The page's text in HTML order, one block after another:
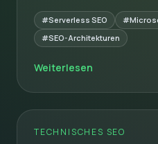
#Serverless SEO
#SEO-Architekturen
Weiterlesen
TECHNISCHES SEO